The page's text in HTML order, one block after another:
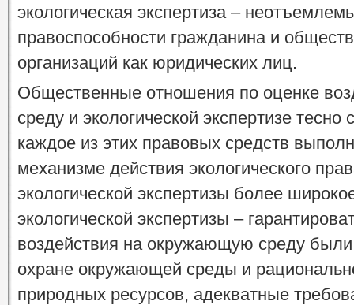
экологическая экспертиза –
правоспособности гражданина и
организаций как юридических лиц.
Общественные отношения по оценке
среду и экологической экспертизе
каждое из этих правовых средств
механизме действия экологического
экологической экспертизы более
экологической экспертизы –
воздействия на окружающую среду
охране окружающей среды и
природных ресурсов, адекватные